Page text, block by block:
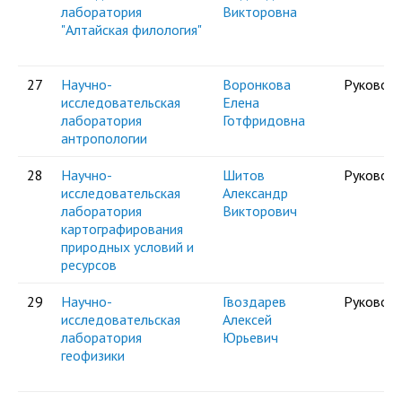
лаборатория
"Алтайская филология"
Викторовна
27
Научно-
исследовательская
лаборатория
антропологии
Воронкова
Елена
Готфридовна
28
Научно-
исследовательская
лаборатория
картографирования
природных условий и
ресурсов
Шитов
Александр
Викторович
29
Научно-
исследовательская
лаборатория
геофизики
Гвоздарев
Алексей
Юрьевич